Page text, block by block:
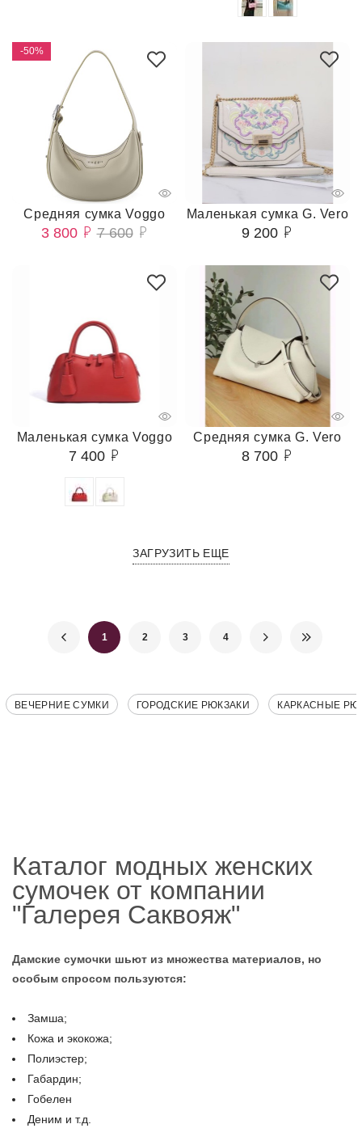
-50%
Средняя сумка Voggo
3 800 7 600
Маленькая сумка G. Vero
9 200
Маленькая сумка Voggo
7 400
Средняя сумка G. Vero
8 700
ЗАГРУЗИТЬ ЕЩЕ
1 2 3 4
ВЕЧЕРНИЕ СУМКИ ГОРОДСКИЕ РЮКЗАКИ КАРКАСНЫЕ
Каталог модных женских
сумочек от компании
"Галерея Саквояж"
Дамские сумочки шьют из множества материалов, но
особым спросом пользуются:
Замша;
Кожа и экокожа;
Полиэстер;
Габардин;
Гобелен
Деним и т.д.